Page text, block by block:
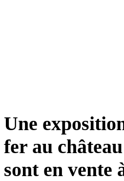
Une
fer au
sont en vente